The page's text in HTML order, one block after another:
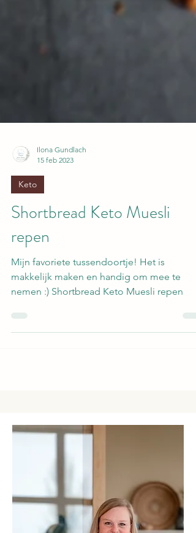
Ilona Gundlach
Keto
Shortbread Keto Muesli
repen
Mijn favoriete tussendoortje! Het is
nemen :) Shortbread Keto Muesli repen